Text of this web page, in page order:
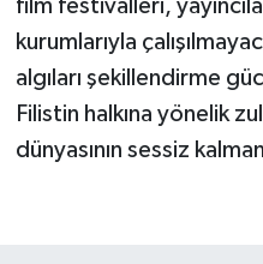
film festivalleri,
kurumlarıyla
algıları şekillendirme
Filistin halkına yönelik
dünyasının sessiz